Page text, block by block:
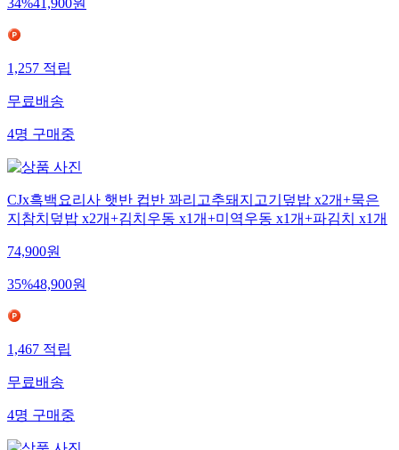
34%41,900원
1,257적립
무료배송
4명구매중
CJx흑백요리사 햇반 컵반 꽈리고추돼지고기덮밥 x2개+묵은
지참치덮밥 x2개+김치우동 x1개+미역우동 x1개+파김치 x1개
74,900원
35%48,900원
1,467적립
무료배송
4명구매중